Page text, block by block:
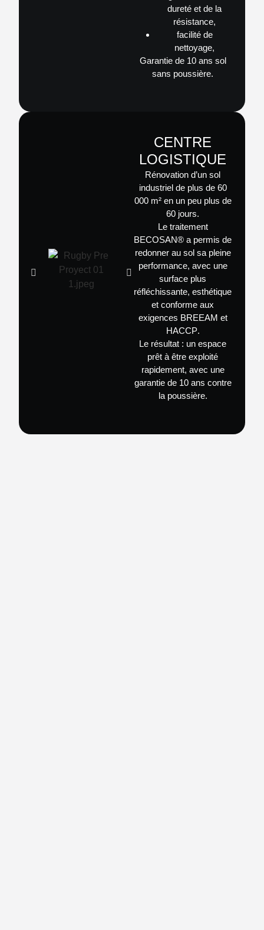
dureté et de la
résistance,
facilité de
nettoyage,
Garantie de 10 ans sol
sans poussière.
CENTRE
LOGISTIQUE
Rénovation d’un sol
industriel de plus de 60
000 m²en un peu plus de
60 jours.
Le traitement
BECOSAN® a permis de
redonner au sol sa pleine
performance, avec une
surface plus
réfléchissante, esthétique
et conforme aux
exigences BREEAM et
HACCP.
Le résultat : un espace
prêt à être exploité
rapidement, avec une
garantie de 10 ans contre
la poussière.